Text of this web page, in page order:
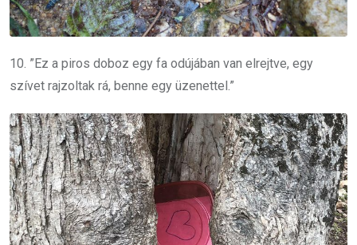
10. ”Ez a piros doboz egy fa odújában van elrejtve, egy
szívet rajzoltak rá, benne egy üzenettel.”